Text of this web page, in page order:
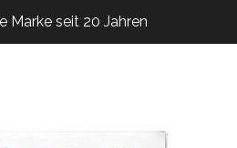
Marke seit 20 Jahren
Marke seit 20 Jahren